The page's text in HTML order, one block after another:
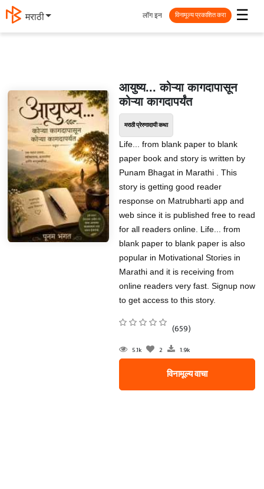
मराठी ☰
लॉग इन विनामूल्य प्रकाशित करा
आयुष्य... कोऱ्या कागदापासून
कोऱ्या कागदापर्यंत
मराठी प्रेरणादायी कथा
Life... from blank paper to blank
paper book and story is written by
Punam Bhagat in Marathi . This
story is getting good reader
response on Matrubharti app and
web since it is published free to read
for all readers online. Life... from
blank paper to blank paper is also
popular in Motivational Stories in
Marathi and it is receiving from
online readers very fast. Signup now
to get access to this story.
(659)
5.1k 2 1.9k
विनामूल्य वाचा